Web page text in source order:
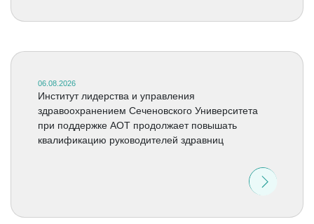
06.08.2026
Институт лидерства и управления
здравоохранением Сеченовского Университета
при поддержке АОТ продолжает повышать
квалификацию руководителей здравниц